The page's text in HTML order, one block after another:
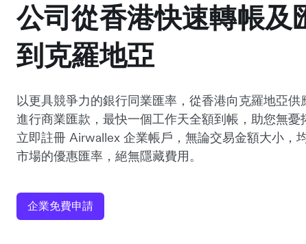
公司從香港快速轉帳及
到克羅地亞
以更具競爭力的銀行同業匯率，從香港向克羅地亞供
進行商業匯款，最快一個工作天全額到帳，助您無憂
立即註冊 Airwallex 企業帳戶，無論交易金額大小，
市場的優惠匯率，絕無隱藏費用。
企業免費申請